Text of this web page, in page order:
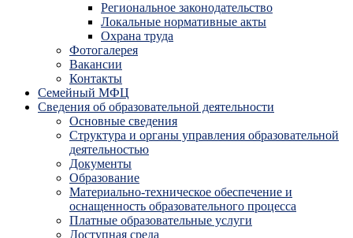
Региональное законодательство
Локальные нормативные акты
Охрана труда
Фотогалерея
Вакансии
Контакты
Семейный МФЦ
Сведения об образовательной деятельности
Основные сведения
Структура и органы управления образовательной
деятельностью
Документы
Образование
Материально-техническое обеспечение и
оснащенность образовательного процесса
Платные образовательные услуги
Доступная среда